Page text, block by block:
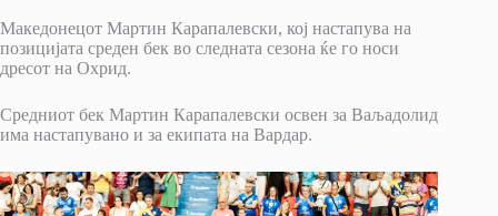
Македонецот Мартин Карапалевски, кој настапува на
позицијата среден бек во следната сезона ќе го носи
дресот на Охрид.
Средниот бек Мартин Карапалевски освен за Ваљадолид
има настапувано и за екипата на Вардар.